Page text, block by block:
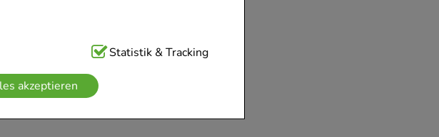
für die Grundfunktionen unserer
weshalb auf diese nicht
Statistik & Tracking
akzeptieren